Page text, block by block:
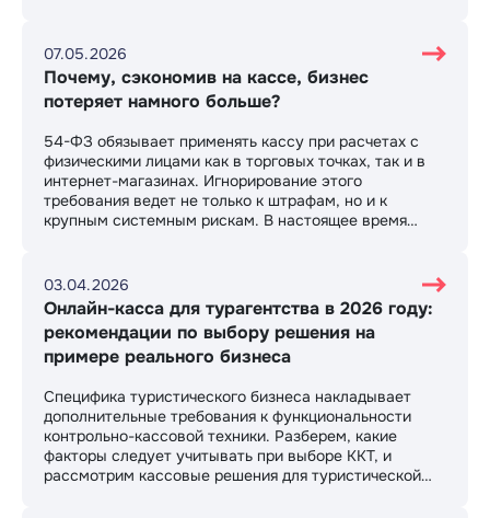
уникальным Кинокомплексом «Современник».
07.05.2026
Почему, сэкономив на кассе, бизнес
потеряет намного больше?
54-ФЗ обязывает применять кассу при расчетах с
физическими лицами как в торговых точках, так и в
интернет-магазинах. Игнорирование этого
требования ведет не только к штрафам, но и к
крупным системным рискам. В настоящее время
ответственность за отсутствие ККТ. Разберем их
подробнее.
03.04.2026
Онлайн-касса для турагентства в 2026 году:
рекомендации по выбору решения на
примере реального бизнеса
Специфика туристического бизнеса накладывает
дополнительные требования к функциональности
контрольно-кассовой техники. Разберем, какие
факторы следует учитывать при выборе ККТ, и
рассмотрим кассовые решения для туристической